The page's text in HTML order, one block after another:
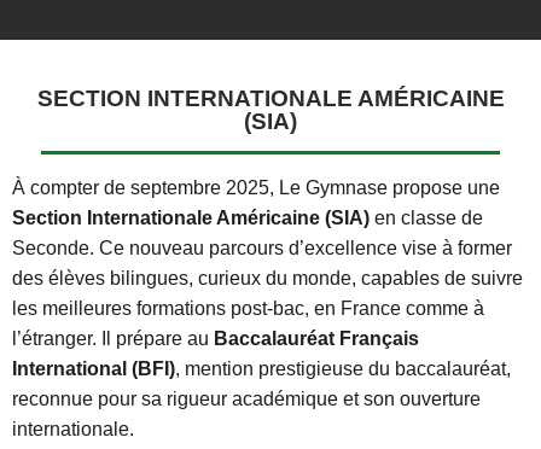
SECTION INTERNATIONALE AMÉRICAINE
(SIA)
À compter de septembre 2025, Le Gymnase propose une
Section Internationale Américaine (SIA) en classe de
Seconde. Ce nouveau parcours d’excellence vise à former
des élèves bilingues, curieux du monde, capables de suivre
les meilleures formations post-bac, en France comme à
l’étranger. Il prépare au Baccalauréat Français
International (BFI), mention prestigieuse du baccalauréat,
reconnue pour sa rigueur académique et son ouverture
internationale.